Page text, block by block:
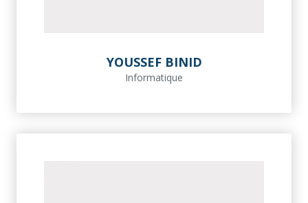
YOUSSEF BINID
Informatique